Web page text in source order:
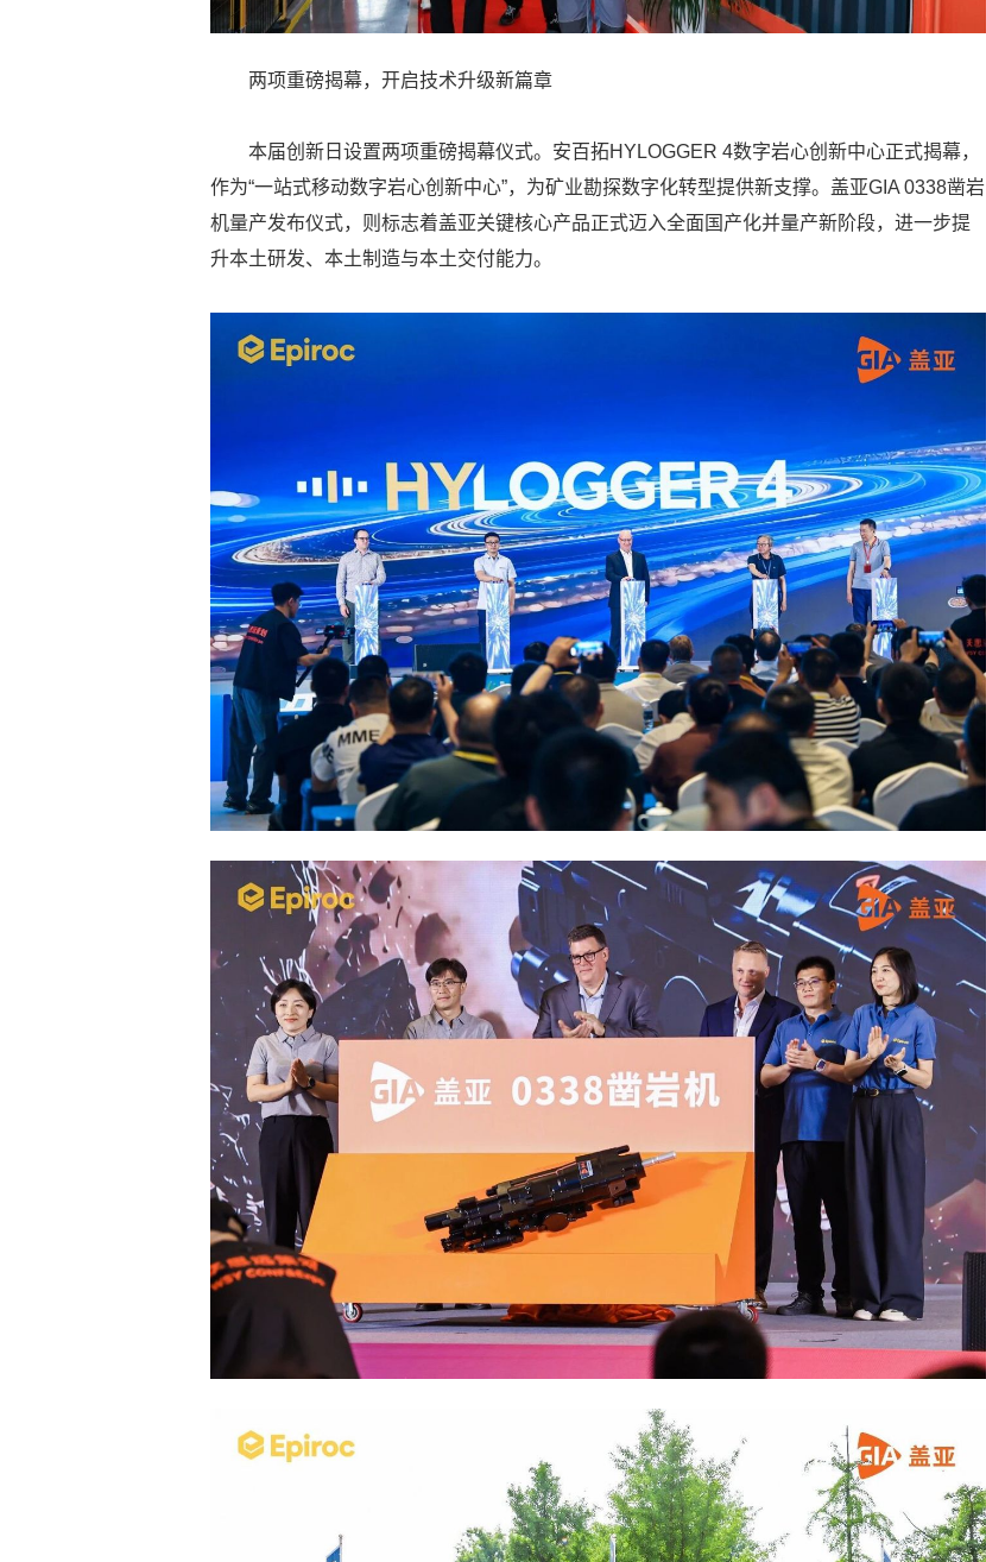
两项重磅揭幕，开启技术升级新篇章
本届创新日设置两项重磅揭幕仪式。安百拓HYLOGGER 4数字岩心创新中心正式揭幕，
作为“一站式移动数字岩心创新中心”，为矿业勘探数字化转型提供新支撑。盖亚GIA 0338凿岩
机量产发布仪式，则标志着盖亚关键核心产品正式迈入全面国产化并量产新阶段，进一步提
升本土研发、本土制造与本土交付能力。